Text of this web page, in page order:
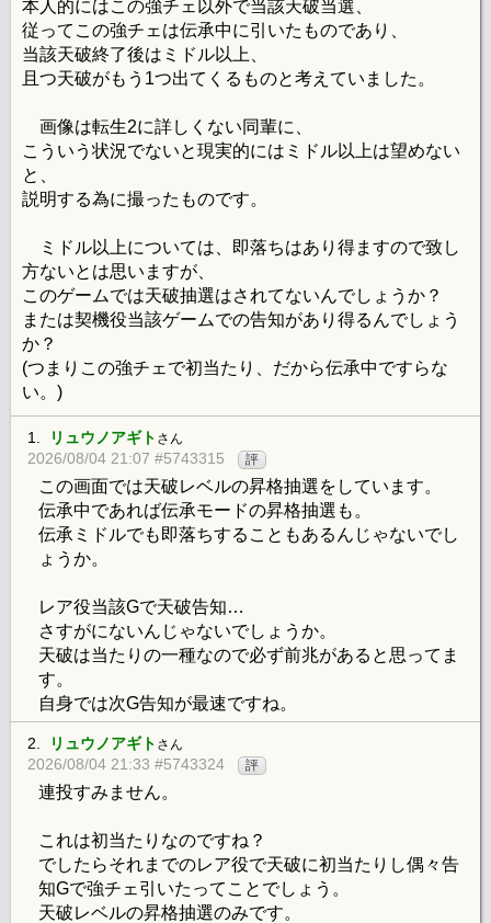
本人的にはこの強チェ以外で当該天破当選、
従ってこの強チェは伝承中に引いたものであり、
当該天破終了後はミドル以上、
且つ天破がもう1つ出てくるものと考えていました。
画像は転生2に詳しくない同輩に、
こういう状況でないと現実的にはミドル以上は望めない
と、
説明する為に撮ったものです。
ミドル以上については、即落ちはあり得ますので致し
方ないとは思いますが、
このゲームでは天破抽選はされてないんでしょうか？
または契機役当該ゲームでの告知があり得るんでしょう
か？
(つまりこの強チェで初当たり、だから伝承中ですらな
い。)
1. リュウノアギト さん
2026/08/04 21:07 #5743315 評
この画面では天破レベルの昇格抽選をしています。
伝承中であれば伝承モードの昇格抽選も。
伝承ミドルでも即落ちすることもあるんじゃないでし
ょうか。
レア役当該Gで天破告知…
さすがにないんじゃないでしょうか。
天破は当たりの一種なので必ず前兆があると思ってま
す。
自身では次G告知が最速ですね。
2. リュウノアギト さん
2026/08/04 21:33 #5743324 評
連投すみません。
これは初当たりなのですね？
でしたらそれまでのレア役で天破に初当たりし偶々告
知Gで強チェ引いたってことでしょう。
天破レベルの昇格抽選のみです。